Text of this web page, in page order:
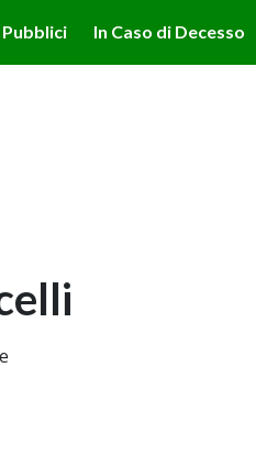
In Caso di Decesso
dei cookie. Ulteriori